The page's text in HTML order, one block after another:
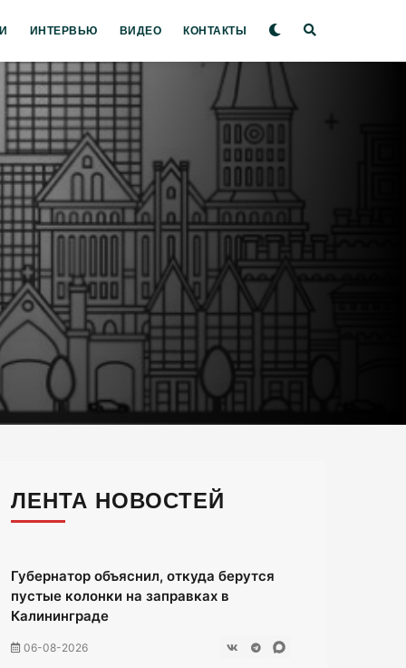
ИНТЕРВЬЮ ВИДЕО КОНТАКТЫ
ЛЕНТА НОВОСТЕЙ
Губернатор объяснил, откуда берутся
пустые колонки на заправках в
Калининграде
06-08-2026